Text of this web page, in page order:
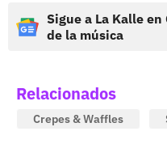
Sigue a La Kalle
de la música
Relacionados
Crepes & Waffles